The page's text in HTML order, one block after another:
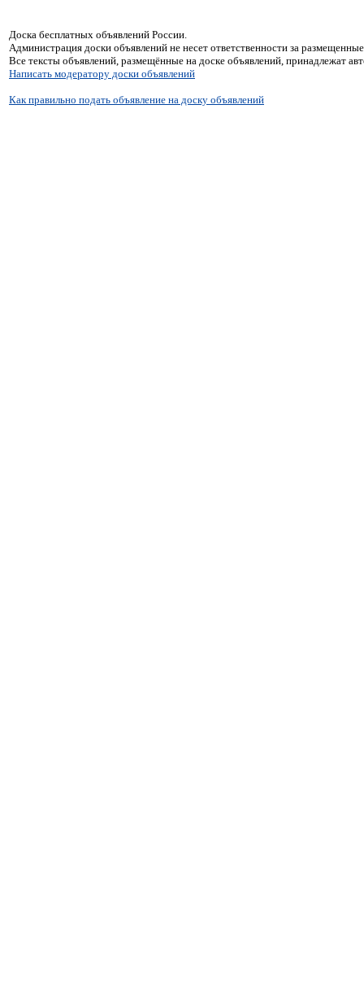
Доска бесплатных объявлений России.
Администрация доски объявлений не несет ответственности за
Все тексты объявлений, размещённые на доске объявлений, принадлежат
Написать модератору доски объявлений
Как правильно подать объявление на доску объявлений